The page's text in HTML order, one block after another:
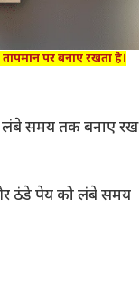
पर बनाए रखता है।
लंबे समय तक बनाए रख
ठंडे पेय को लंबे समय